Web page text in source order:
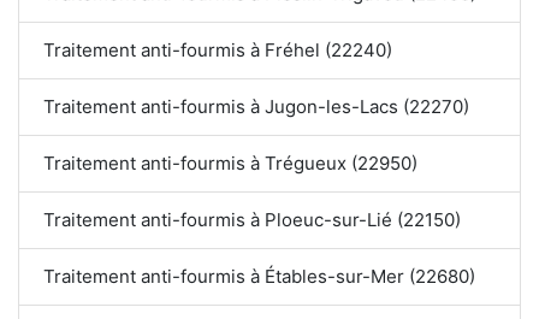
Traitement anti-fourmis à Fréhel (22240)
Traitement anti-fourmis à Jugon-les-Lacs (22270)
Traitement anti-fourmis à Trégueux (22950)
Traitement anti-fourmis à Ploeuc-sur-Lié (22150)
Traitement anti-fourmis à Étables-sur-Mer (22680)